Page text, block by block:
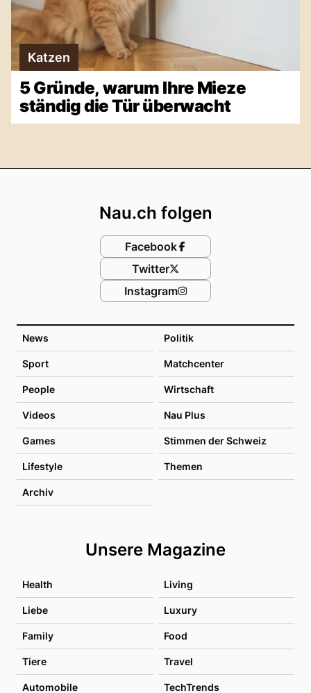
Katzen
5 Gründe, warum Ihre Mieze
ständig die Tür überwacht
News Politik
Sport Matchcenter
People Wirtschaft
Videos Nau Plus
Games Stimmen der Schweiz
Lifestyle Themen
Archiv
Unsere Magazine
Health Living
Liebe Luxury
Family Food
Tiere Travel
Automobile TechTrends
Nau.ch folgen
Facebook
Twitter
Instagram